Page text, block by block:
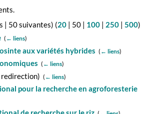
| 50 suivantes) (20 | 50 | 100 | 250 |500)
‎ ( ← liens)
aux variétés hybrides ( ← liens)
( ← liens)
( ← liens)
pour la recherche en agroforesterie‎